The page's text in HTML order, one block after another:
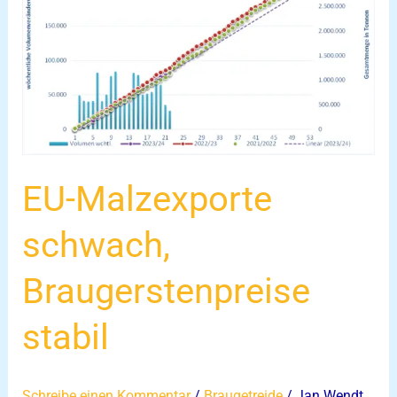
EU-Malzexporte
schwach,
Braugerstenpreise
stabil
schwach,
Braugerstenpreise
stabil